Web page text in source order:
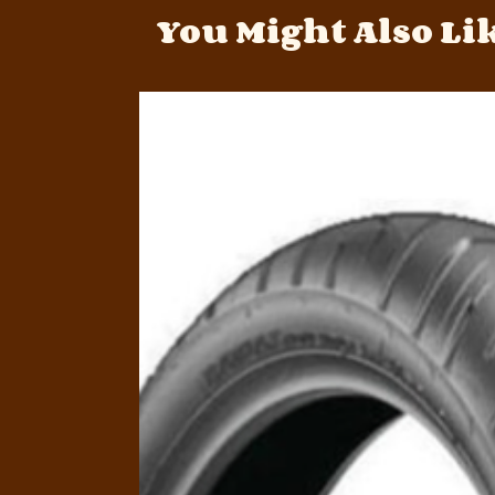
You Might Also